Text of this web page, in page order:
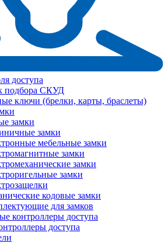
доступа
подбора СКУД
ключи (брелки, карты, браслеты)
замки
замки
мебельные замки
замки
замки
замки
кодовые замки
для замков
контроллеры доступа
доступа